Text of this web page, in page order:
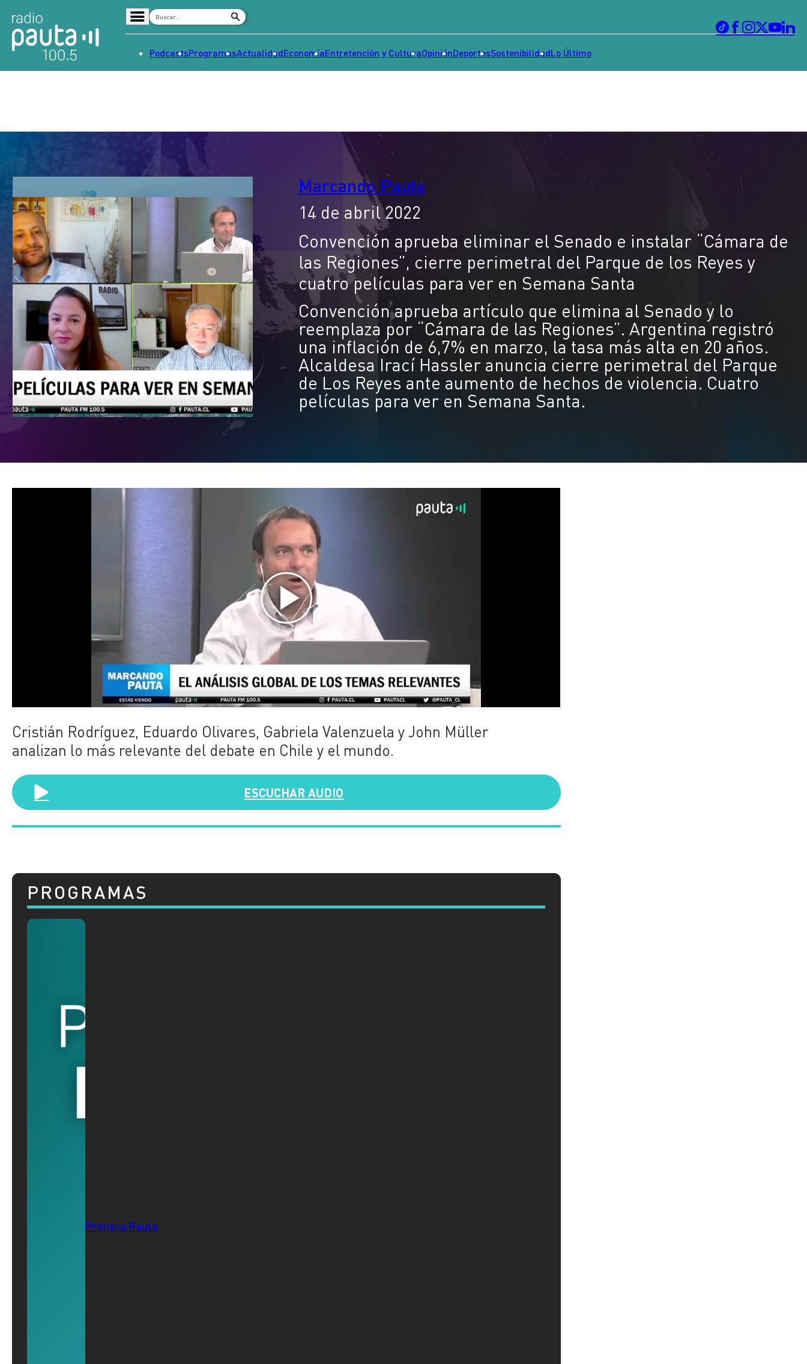
Señal 2
Tendencias
Contenido Patrocinado
PodcastsProgramasActualidadEconomíaEntretención y CulturaOpiniónDeportesSostenibilidadLo Último
Marcando Pauta
14 de abril 2022
Convención aprueba eliminar el Senado e instalar “Cámara de
las Regiones”, cierre perimetral del Parque de los Reyes y
cuatro películas para ver en Semana Santa
Convención aprueba artículo que elimina al Senado y lo
reemplaza por “Cámara de las Regiones”. Argentina registró
una inflación de 6,7% en marzo, la tasa más alta en 20 años.
Alcaldesa Irací Hassler anuncia cierre perimetral del Parque
de Los Reyes ante aumento de hechos de violencia. Cuatro
películas para ver en Semana Santa.
Cristián Rodríguez, Eduardo Olivares, Gabriela Valenzuela y John Müller
analizan lo más relevante del debate en Chile y el mundo.
ESCUCHAR AUDIO
PROGRAMAS
Primera Pauta